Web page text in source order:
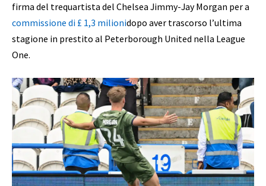
firma del trequartista del Chelsea Jimmy-Jay Morgan per a
commissione di £ 1,3 milionidopo aver trascorso l’ultima
stagione in prestito al Peterborough United nella League
One.